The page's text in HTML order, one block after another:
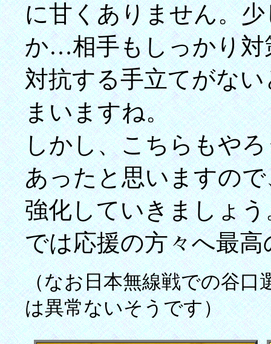
に甘くありません。
か…相手もしっかり対
対抗する手立てがな
まいますね。
しかし、こちらもや
あったと思いますの
強化していきましょ
では応援の方々へ最
（なお日本無線戦での谷口
は異常ないそうです）